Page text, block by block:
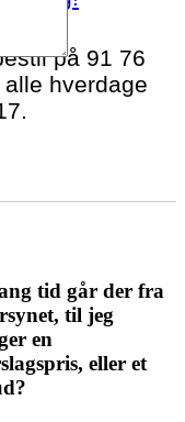
på 91 76
hverdage
tid går der fra
til jeg
en
eller et